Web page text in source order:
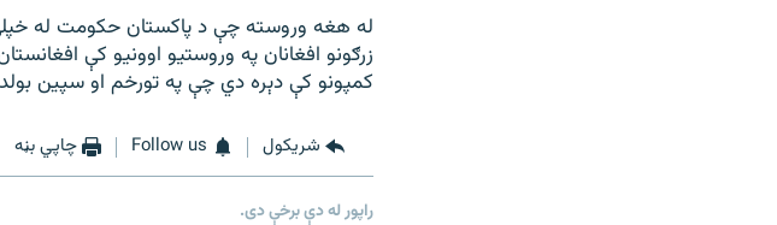
له هغه وروسته چې د پاکستان حکومت له
زرګونو افغانان په وروستیو اوونیو کې
کمپونو کې دېره دي چې په تورخم او سپین
شريکول Follow us چاپي بڼه
راپور له دې برخې دی.